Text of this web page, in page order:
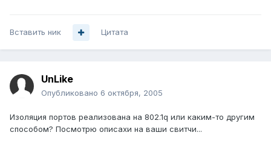
Вставить ник Цитата
UnLike
Опубликовано 6 октября, 2005
Изоляция портов реализована на 802.1q или каким-то другим
способом? Посмотрю описахи на ваши свитчи...